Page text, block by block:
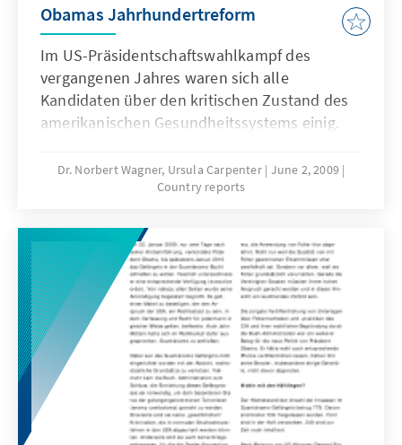
Obamas Jahrhundertreform
Im US-Präsidentschaftswahlkampf des
vergangenen Jahres waren sich alle
Kandidaten über den kritischen Zustand des
amerikanischen Gesundheitssystems einig.
die bald ein Fünftel des amerikanischen
Bruttosozialprodukts ausmachen werden,
Leistungen des Gesundheitssystems. Trotz
des rapiden Anstiegs der Gesundheitskosten
schneiden die Amerikaner im weltweiten
Vergleich ihres Gesundheitszustandes
schlecht ab. Die Zahl der Nichtversicherten ist
inzwischen auf 48 Millionen angestiegen...
Dr. Norbert Wagner, Ursula Carpenter June 2, 2009
Country reports